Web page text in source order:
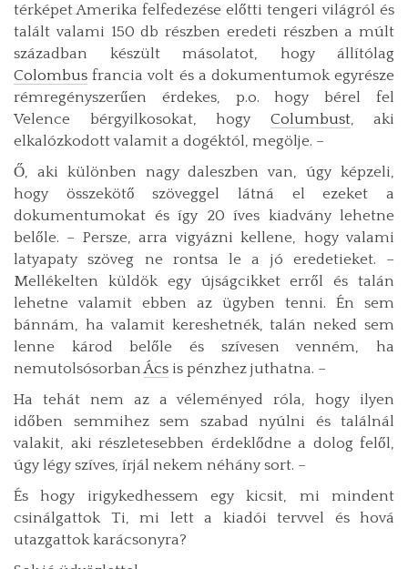
térképet Amerika felfedezése előtti tengeri világról és
talált valami 150 db részben eredeti részben a múlt
században készült másolatot, hogy állítólag
Colombus francia volt és a dokumentumok egyrésze
rémregényszerűen érdekes, p.o. hogy bérel fel
Velence bérgyilkosokat, hogy Columbust, aki
elkalózkodott valamit a dogéktól, megölje. –
Ő, aki különben nagy daleszben van, úgy képzeli,
hogy összekötő szöveggel látná el ezeket a
dokumentumokat és így 20 íves kiadvány lehetne
belőle. – Persze, arra vigyázni kellene, hogy valami
latyapaty szöveg ne rontsa le a jó eredetieket. –
Mellékelten küldök egy újságcikket erről és talán
lehetne valamit ebben az ügyben tenni. Én sem
bánnám, ha valamit kereshetnék, talán neked sem
lenne károd belőle és szívesen venném, ha
nemutolsósorbanÁcs is pénzhez juthatna. –
Ha tehát nem az a véleményed róla, hogy ilyen
időben semmihez sem szabad nyúlni és találnál
valakit, aki részletesebben érdeklődne a dolog felől,
úgy légy szíves, írjál nekem néhány sort. –
És hogy irigykedhessem egy kicsit, mi mindent
csinálgattok Ti, mi lett a kiadói tervvel és hová
utazgattok karácsonyra?